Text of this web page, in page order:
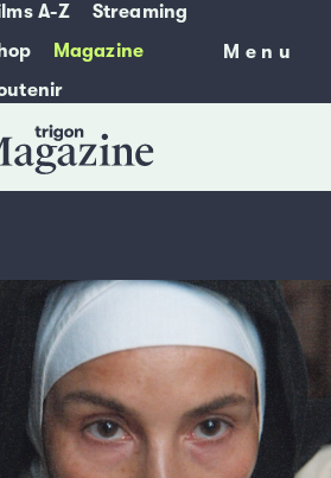
A-Z
Streaming
Magazine
Menu
Menu